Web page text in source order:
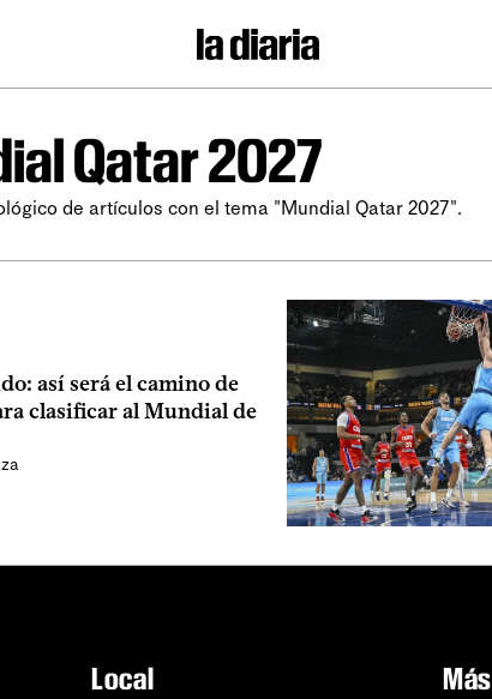
Qatar 2027
de artículos con el tema "Mundial Qatar 2027".
así será el camino de
clasificar al Mundial de
Local Más